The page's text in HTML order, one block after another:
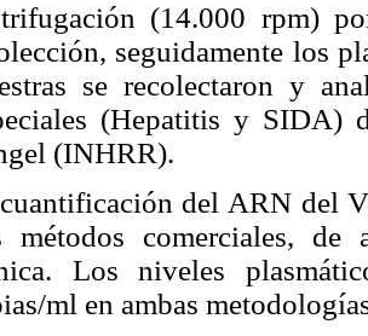
(14.000 rpm)
seguidamente los
se recolectaron y
(Hepatitis y SIDA)
(INHRR).
del ARN del
métodos comerciales, de
Los niveles
ml en ambas